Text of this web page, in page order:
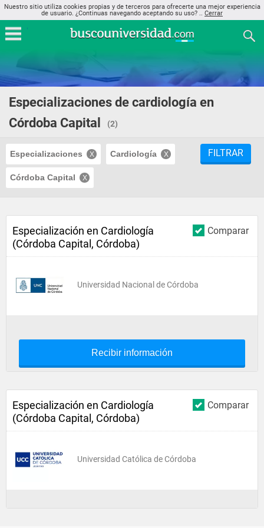
Nuestro sitio utiliza cookies propias y de terceros para ofrecerte una mejor experiencia
de usuario. ¿Continuas navegando aceptando su uso? .. Cerrar
Especializaciones de cardiología en
Córdoba Capital
(2)
Especializaciones Cardiología
Córdoba Capital
FILTRAR
Comparar
Especialización en Cardiología
(Córdoba Capital, Córdoba)
Universidad Nacional de Córdoba
Recibir información
Comparar
Especialización en Cardiología
(Córdoba Capital, Córdoba)
Universidad Católica de Córdoba